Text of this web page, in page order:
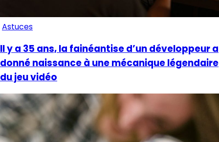
Astuces
Il y a 35 ans, la fainéantise d’un développeur a
donné naissance à une mécanique légendaire
du jeu vidéo